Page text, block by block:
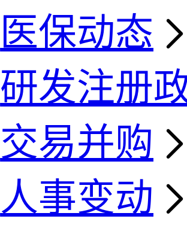
医保动态
研发注册
交易并购
人事变动